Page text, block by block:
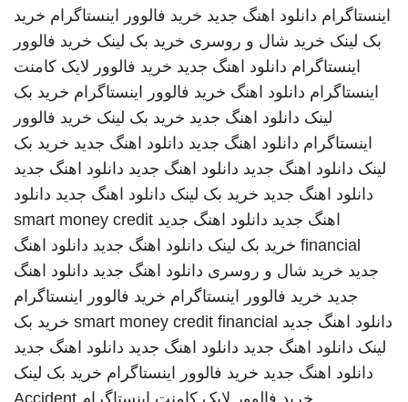
اینستاگرام دانلود اهنگ جدید خرید فالوور اینستاگرام خرید
بک لینک خرید شال و روسری خرید بک لینک خرید فالوور
اینستاگرام دانلود اهنگ جدید خرید فالوور لایک کامنت
اینستاگرام دانلود اهنگ خرید فالوور اینستاگرام خرید بک
لینک دانلود اهنگ جدید خرید بک لینک خرید فالوور
اینستاگرام دانلود اهنگ جدید دانلود اهنگ جدید خرید بک
لینک دانلود اهنگ جدید دانلود اهنگ جدید دانلود اهنگ جدید
دانلود اهنگ جدید خرید بک لینک دانلود اهنگ جدید دانلود
اهنگ جدید دانلود اهنگ جدید smart money credit
financial خرید بک لینک دانلود اهنگ جدید دانلود اهنگ
جدید خرید شال و روسری دانلود اهنگ جدید دانلود اهنگ
جدید خرید فالوور اینستاگرام خرید فالوور اینستاگرام
دانلود اهنگ جدید smart money credit financial خرید بک
لینک دانلود اهنگ جدید دانلود اهنگ جدید دانلود اهنگ جدید
دانلود اهنگ جدید خرید فالوور اینستاگرام خرید بک لینک
خرید فالوور لایک کامنت اینستاگرام Accident